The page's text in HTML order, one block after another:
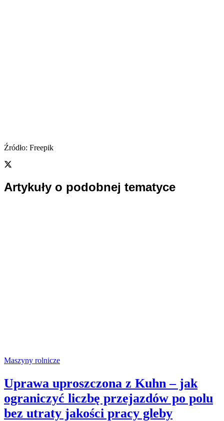
Źródło: Freepik
Artykuły o podobnej tematyce
Maszyny rolnicze
Uprawa uproszczona z Kuhn – jak
ograniczyć liczbę przejazdów po polu
bez utraty jakości pracy gleby